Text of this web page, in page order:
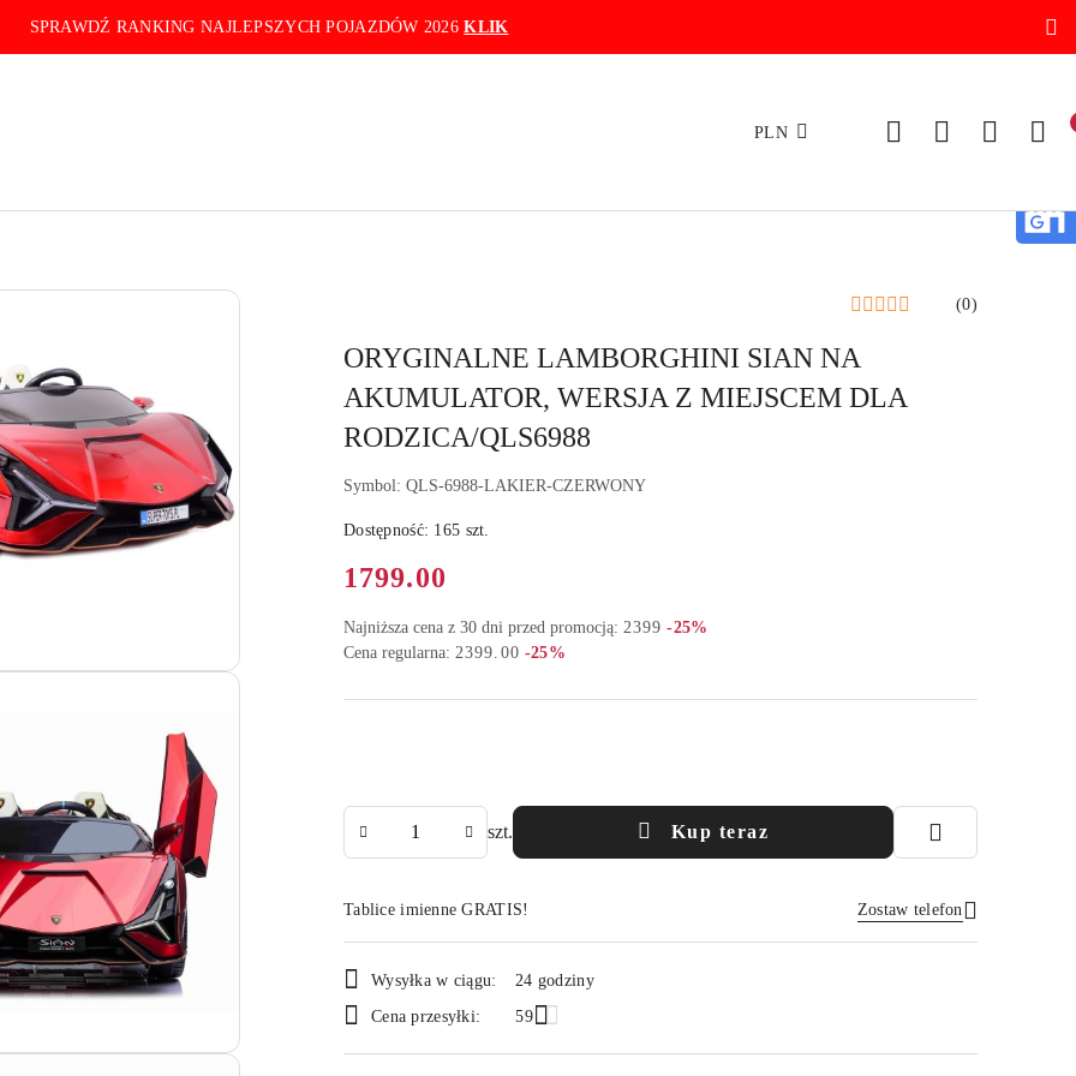
SPRAWDŹ RANKING NAJLEPSZYCH POJAZDÓW 2026KLIK
PLN
(0)
ORYGINALNE LAMBORGHINI SIAN NA
AKUMULATOR, WERSJA Z MIEJSCEM DLA
RODZICA/QLS6988
Symbol: QLS-6988-LAKIER-CZERWONY
Dostępność: 165 szt.
Cena:
1799.00
Najniższa cena z 30 dni przed promocją: 2399 Rabat:
-25%
Cena regularna: 2399.00 Rabat:
-25%
szt. Kup teraz
Tablice imienne GRATIS! Zostaw telefon
Wyślij
Dostępność
i
Wysyłka w ciągu:
24 godziny
Cena przesyłki:
59